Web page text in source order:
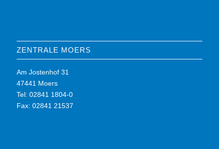
ZENTRALE MOERS
Am Jostenhof 31
47441 Moers
Tel: 02841 1804-0
Fax: 02841 21537